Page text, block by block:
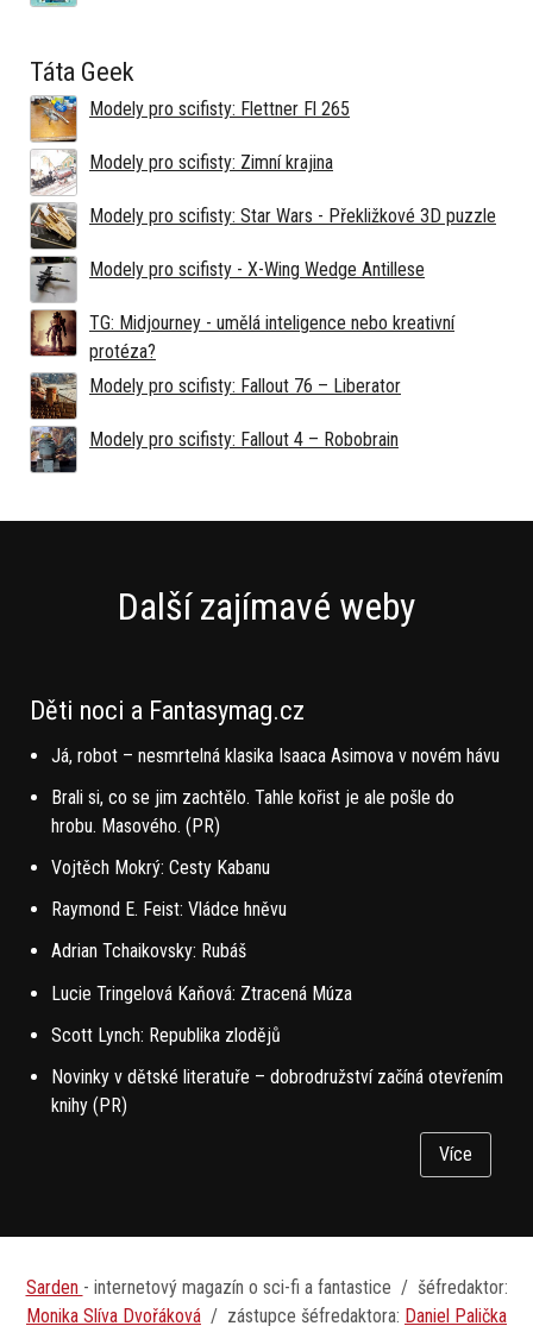
Táta Geek
Modely pro scifisty: Flettner Fl 265
Modely pro scifisty: Zimní krajina
Modely pro scifisty: Star Wars - Překližkové 3D puzzle
Modely pro scifisty - X-Wing Wedge Antillese
TG: Midjourney - umělá inteligence nebo kreativní
protéza?
Modely pro scifisty: Fallout 76 –⁠ Liberator
Modely pro scifisty: Fallout 4 –⁠ Robobrain
Další zajímavé weby
Děti noci a Fantasymag.cz
Já, robot – nesmrtelná klasika Isaaca Asimova v novém hávu
Brali si, co se jim zachtělo. Tahle kořist je ale pošle do
hrobu. Masového. (PR)
Vojtěch Mokrý: Cesty Kabanu
Raymond E. Feist: Vládce hněvu
Adrian Tchaikovsky: Rubáš
Lucie Tringelová Kaňová: Ztracená Múza
Scott Lynch: Republika zlodějů
Novinky v dětské literatuře – dobrodružství začíná otevřením
knihy (PR)
Více
Sarden - internetový magazín o sci-fi a fantastice / šéfredaktor:
Monika Slíva Dvořáková / zástupce šéfredaktora: Daniel Palička